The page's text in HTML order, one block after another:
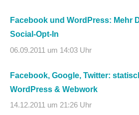
Facebook und WordPress: Mehr
Social-Opt-In
06.09.2011 um 14:03 Uhr
Facebook, Google, Twitter:
WordPress & Webwork
14.12.2011 um 21:26 Uhr